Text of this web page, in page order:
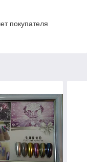
покупателя